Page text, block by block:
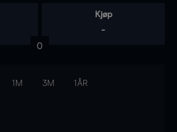
Kjøp
-
0
1M 3M 1ÅR